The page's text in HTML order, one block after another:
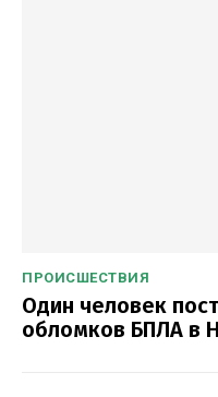
ПРОИСШЕСТВИЯ
Один человек
обломков БПЛА в